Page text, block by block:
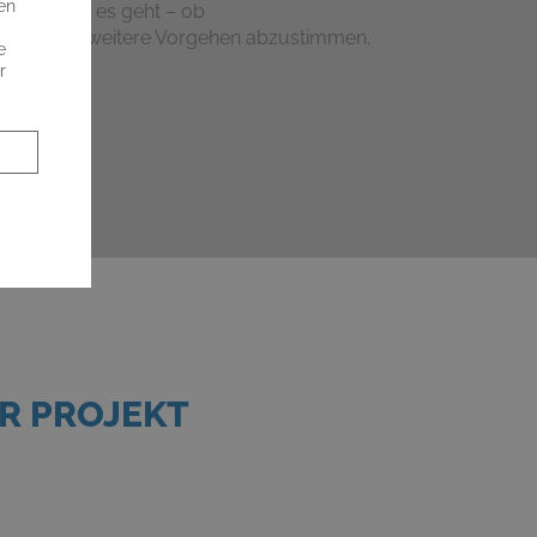
um was es geht – ob
um das weitere Vorgehen abzustimmen.
PROJEKT